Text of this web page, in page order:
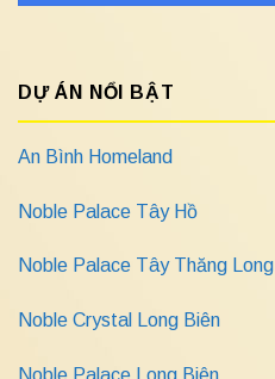
DỰ ÁN NỔI BẬT
An Bình Homeland
Noble Palace Tây Hồ
Noble Palace Tây Thăng Long
Noble Crystal Long Biên
Noble Palace Long Biên